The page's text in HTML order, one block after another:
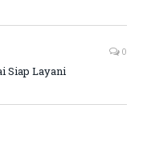
0
Siap Layani